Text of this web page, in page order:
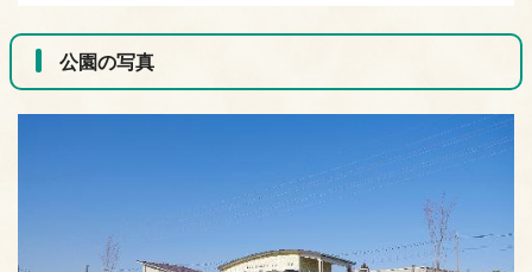
公園の写真